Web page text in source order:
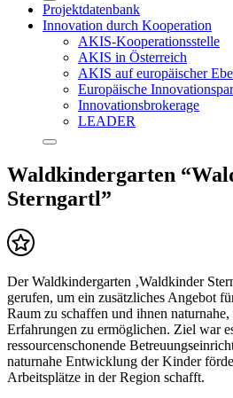
Projektdatenbank
Innovation durch Kooperation
AKIS-Kooperationsstelle
AKIS in Österreich
AKIS auf europäischer
Europäische
Innovationsbrokerage
LEADER
Waldkindergarten
Sterngartl”
Der Waldkindergarten ‚Waldkinder
gerufen, um ein zusätzliches Angebot
Raum zu schaffen und ihnen
Erfahrungen zu ermöglichen. Ziel war
ressourcenschonende
naturnahe Entwicklung der Kinder
Arbeitsplätze in der Region schafft.